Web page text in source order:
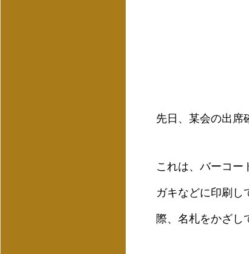
先日、某会の出席
これは、バーコー
ガキなどに印刷し
際、名札をかざし